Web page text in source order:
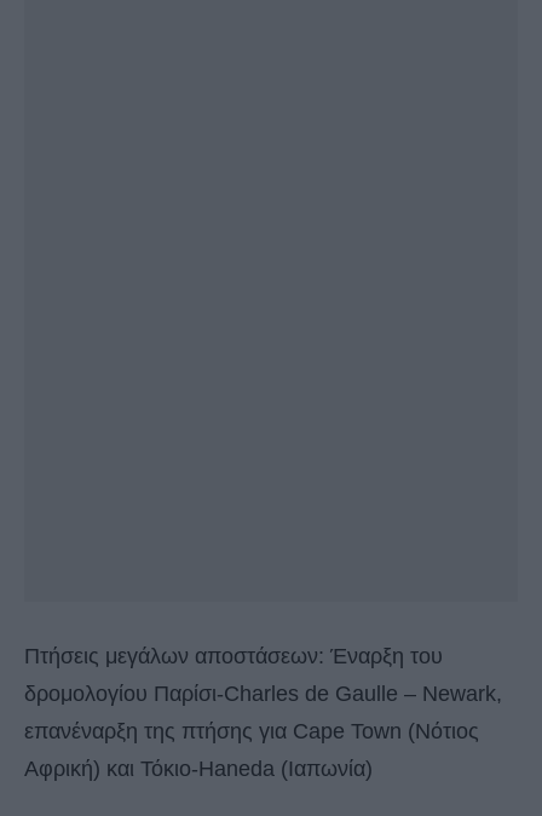
Πτήσεις μεγάλων αποστάσεων: Έναρξη του
δρομολογίου Παρίσι-Charles de Gaulle – Newark,
επανέναρξη της πτήσης για Cape Town (Νότιος
Αφρική) και Τόκιο-Haneda (Ιαπωνία)